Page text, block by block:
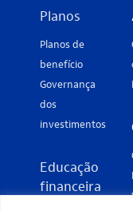
Planos
Planos de
benefício
Governança
dos
investimentos
Educação
financeira